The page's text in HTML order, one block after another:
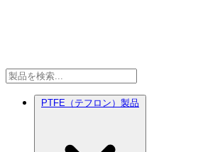
PTFE（テフロン）製品